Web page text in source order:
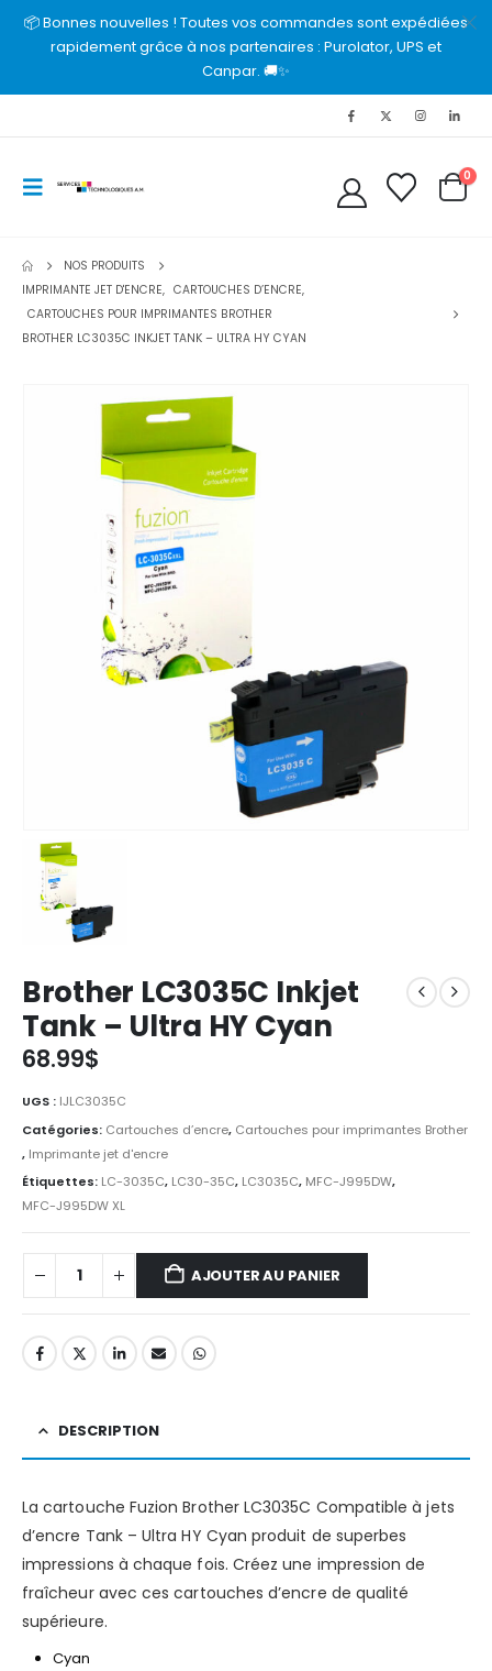
📦 Bonnes nouvelles ! Toutes vos commandes sont expédiées
rapidement grâce à nos partenaires : Purolator, UPS et
Canpar. 🚚✨
0
NOS PRODUITS
IMPRIMANTE JET D'ENCRE, CARTOUCHES D’ENCRE,
CARTOUCHES POUR IMPRIMANTES BROTHER
BROTHER LC3035C INKJET TANK – ULTRA HY CYAN
Brother LC3035C Inkjet
Tank – Ultra HY Cyan
68.99$
UGS : IJLC3035C
Catégories: Cartouches d’encre, Cartouches pour imprimantes Brother
, Imprimante jet d'encre
Étiquettes: LC-3035C, LC30-35C, LC3035C, MFC-J995DW,
MFC-J995DW XL
AJOUTER AU PANIER
DESCRIPTION
La cartouche Fuzion Brother LC3035C Compatible à jets
d’encre Tank – Ultra HY Cyan produit de superbes
impressions à chaque fois. Créez une impression de
fraîcheur avec ces cartouches d’encre de qualité
supérieure.
Cyan